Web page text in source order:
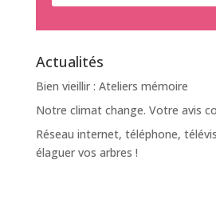
Actualités
Bien vieillir : Ateliers mémoire
Notre climat change. Votre avis
Réseau internet, téléphone,
élaguer vos arbres !